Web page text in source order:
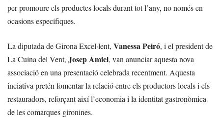
per promoure els productes locals durant tot l’any, no només en
ocasions específiques.
La diputada de Girona Excel·lent, Vanessa Peiró, i el president de
La Cuina del Vent, Josep Amiel, van anunciar aquesta nova
associació en una presentació celebrada recentment. Aquesta
inciativa pretén fomentar la relació entre els productors locals i els
restauradors, reforçant així l’economia i la identitat gastronòmica
de les comarques gironines.